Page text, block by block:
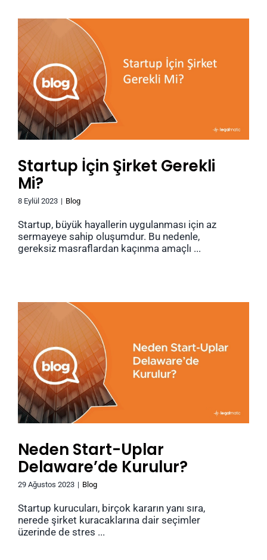
Startup İçin Şirket Gerekli
Mi?
8 Eylül 2023 | Blog
Startup, büyük hayallerin uygulanması için az
sermayeye sahip oluşumdur. Bu nedenle,
gereksiz masraflardan kaçınma amaçlı ...
Neden Start-Uplar
Delaware’de Kurulur?
29 Ağustos 2023 | Blog
Startup kurucuları, birçok kararın yanı sıra,
nerede şirket kuracaklarına dair seçimler
üzerinde de stres ...